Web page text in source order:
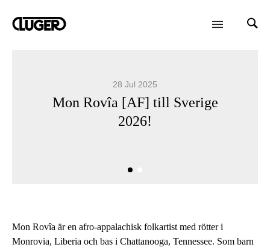
28 Jul 2025
Mon Rovîa [AF] till Sverige
2026!
Mon Rovîa är en afro-appalachisk folkartist med rötter i
Monrovia, Liberia och bas i Chattanooga, Tennessee. Som barn